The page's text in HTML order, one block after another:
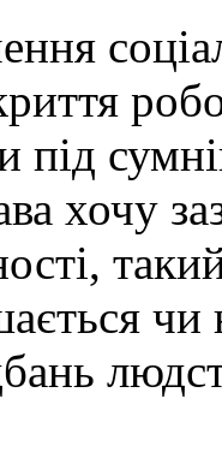
під
хочу